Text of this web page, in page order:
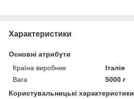
Характеристики
Основні атрибути
Країна виробник
Італія
Вага
5000 г
Користувальницькі характеристики